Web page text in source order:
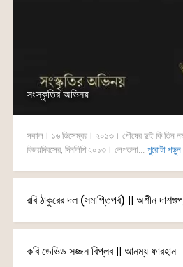
সংস্কৃতির অভিনয়
সকাল। ১৬ ডিসেম্বর। ২০১৩। পৌষের দুই কি তিন
বিজয়দিবসের, দিনলিপি ২০১৩। লেপতলা... পুরোটা পড়ুন
রবি ঠাকুরের দল (সমাপ্তিপর্ব) || অশীন
কবি ডেভিড সজ্জন বিপ্লব || আনম্য ফারহান